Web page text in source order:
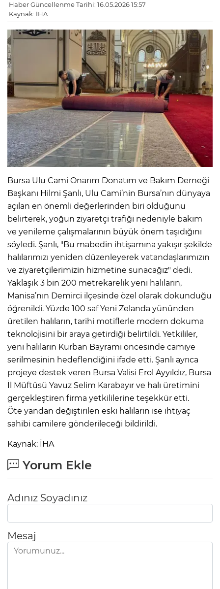
Haber Güncellenme Tarihi: 16.05.2026 15:57
Kaynak: İHA
Bursa Ulu Cami Onarım Donatım ve Bakım Derneği
Başkanı Hilmi Şanlı, Ulu Cami’nin Bursa’nın dünyaya
açılan en önemli değerlerinden biri olduğunu
belirterek, yoğun ziyaretçi trafiği nedeniyle bakım
ve yenileme çalışmalarının büyük önem taşıdığını
söyledi. Şanlı, "Bu mabedin ihtişamına yakışır şekilde
halılarımızı yeniden düzenleyerek vatandaşlarımızın
ve ziyaretçilerimizin hizmetine sunacağız" dedi.
Yaklaşık 3 bin 200 metrekarelik yeni halıların,
Manisa’nın Demirci ilçesinde özel olarak dokunduğu
öğrenildi. Yüzde 100 saf Yeni Zelanda yününden
üretilen halıların, tarihi motiflerle modern dokuma
teknolojisini bir araya getirdiği belirtildi. Yetkililer,
yeni halıların Kurban Bayramı öncesinde camiye
serilmesinin hedeflendiğini ifade etti. Şanlı ayrıca
projeye destek veren Bursa Valisi Erol Ayyıldız, Bursa
İl Müftüsü Yavuz Selim Karabayır ve halı üretimini
gerçekleştiren firma yetkililerine teşekkür etti.
Öte yandan değiştirilen eski halıların ise ihtiyaç
sahibi camilere gönderileceği bildirildi.
Kaynak: İHA
Yorum Ekle
Adınız Soyadınız
Mesaj